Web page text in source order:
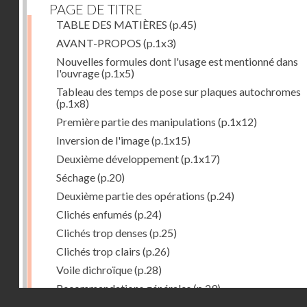
PAGE DE TITRE
TABLE DES MATIÈRES (p.45)
AVANT-PROPOS (p.1x3)
Nouvelles formules dont l'usage est mentionné dans
l'ouvrage(p.1x5)
Tableau des temps de pose sur plaques autochromes
(p.1x8)
Première partie des manipulations (p.1x12)
Inversion de l'image(p.1x15)
Deuxième développement(p.1x17)
Séchage(p.20)
Deuxième partie des opérations (p.24)
Clichés enfumés (p.24)
Clichés trop denses (p.25)
Clichés trop clairs (p.26)
Voile dichroïque(p.28)
Recommandations générales(p.29)